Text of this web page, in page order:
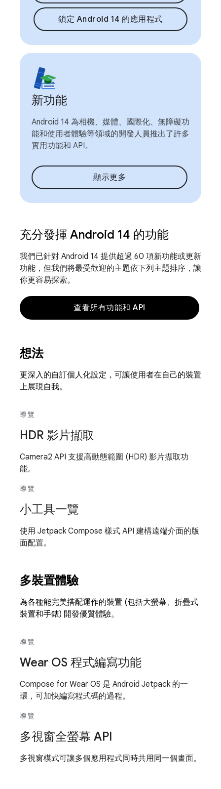
鎖定 Android 14 的應用程式
新功能
Android 14 為相機、媒體、國際化、無障礙功
能和使用者體驗等領域的開發人員推出了許多
實用功能和 API。
顯示更多
充分發揮 Android 14 的功能
我們已針對 Android 14 提供超過 60 項新功能或更新
功能，但我們將最受歡迎的主題依下列主題排序，讓
你更容易探索。
查看所有功能和 API
想法
更深入的自訂個人化設定，可讓使用者在自己的裝置
上展現自我。
導覽
HDR 影片擷取
Camera2 API 支援高動態範圍 (HDR) 影片擷取功
能。
導覽
小工具一覽
使用 Jetpack Compose 樣式 API 建構遠端介面的版
面配置。
多裝置體驗
為各種能完美搭配運作的裝置 (包括大螢幕、折疊式
裝置和手錶) 開發優質體驗。
導覽
Wear OS 程式編寫功能
Compose for Wear OS 是 Android Jetpack 的一
環，可加快編寫程式碼的過程。
導覽
多視窗全螢幕 API
多視窗模式可讓多個應用程式同時共用同一個畫面。